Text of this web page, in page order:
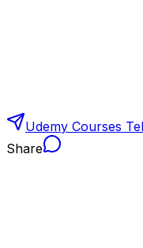
Udemy Courses
Share